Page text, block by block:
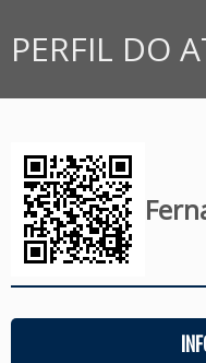
PERFIL DO